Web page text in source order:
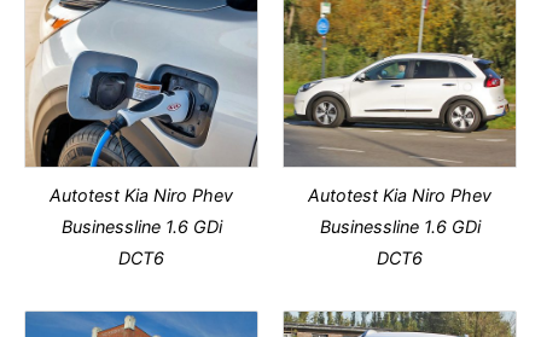
Autotest Kia Niro Phev
Businessline 1.6 GDi
DCT6
Autotest Kia Niro Phev
Businessline 1.6 GDi
DCT6